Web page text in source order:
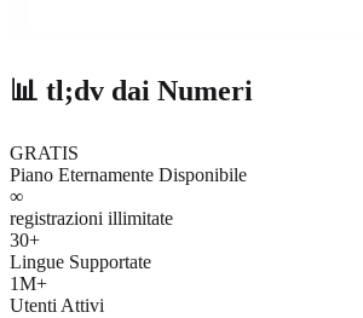
📊 tl;dv dai Numeri
GRATIS
Piano Eternamente Disponibile
∞
registrazioni illimitate
30+
Lingue Supportate
1M+
Utenti Attivi